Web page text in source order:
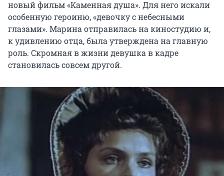
новый фильм «Каменная душа». Для него искали
особенную героиню, «девочку с небесными
глазами». Марина отправилась на киностудию и,
к удивлению отца, была утверждена на главную
роль. Скромная в жизни девушка в кадре
становилась совсем другой.